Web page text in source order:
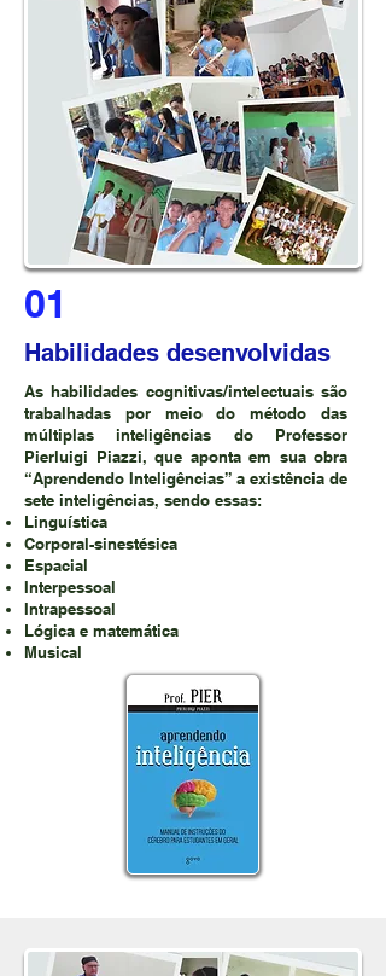
01
Habilidades desenvolvidas
As habilidades cognitivas/intelectuais são
trabalhadas por meio do método das
múltiplas inteligências do Professor
Pierluigi Piazzi, que aponta em sua obra
“Aprendendo Inteligências” a existência de
sete inteligências, sendo essas:
Linguística
Corporal-sinestésica
Espacial
Interpessoal
Intrapessoal
Lógica e matemática
Musical